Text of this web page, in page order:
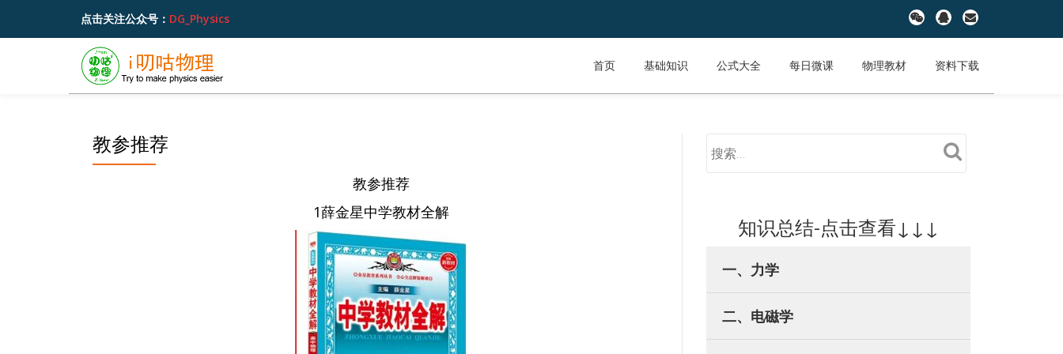
跳
点击关注公众号： DG_Physics
fa-
wechat
fa-
qq
fa-
envelope
首页 基础知识 公式大全 每日微课 物理教材 资料下载
教参推荐
教参推荐
1薛金星中学教材全解
知识总结-点击查看↓↓↓
一、力学
二、电磁学